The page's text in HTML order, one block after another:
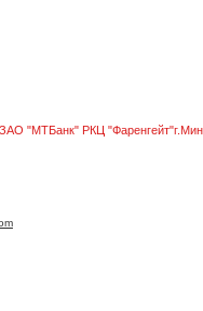
"МТБанк" РКЦ